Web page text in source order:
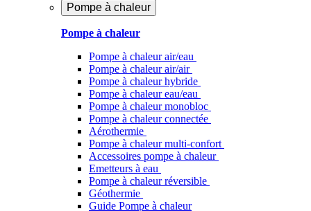
Pompe à chaleur
Pompe à chaleur
Pompe à chaleur air/eau
Pompe à chaleur air/air
Pompe à chaleur hybride
Pompe à chaleur​ eau/eau
Pompe à chaleur monobloc
Pompe à chaleur connectée
Aérothermie
Pompe à chaleur multi-confort
Accessoires pompe à chaleur
Emetteurs à eau
Pompe à chaleur réversible
Géothermie
Guide Pompe à chaleur